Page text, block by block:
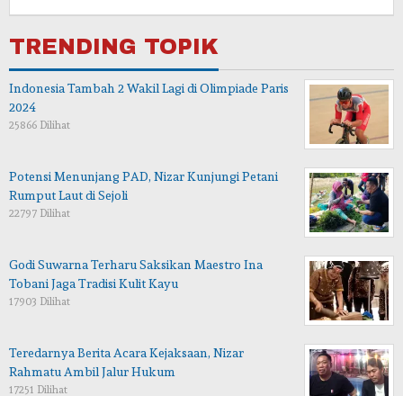
TRENDING TOPIK
Indonesia Tambah 2 Wakil Lagi di Olimpiade Paris
2024
25866 Dilihat
Potensi Menunjang PAD, Nizar Kunjungi Petani
Rumput Laut di Sejoli
22797 Dilihat
Godi Suwarna Terharu Saksikan Maestro Ina
Tobani Jaga Tradisi Kulit Kayu
17903 Dilihat
Teredarnya Berita Acara Kejaksaan, Nizar
Rahmatu Ambil Jalur Hukum
17251 Dilihat